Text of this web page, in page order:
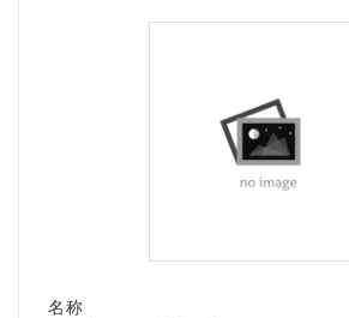
名称